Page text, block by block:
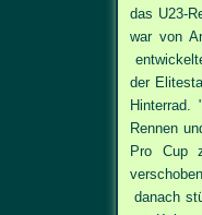
das U23-
war von
der
Rennen
Pro Cup
danach